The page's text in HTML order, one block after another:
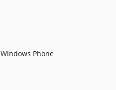
Windows Phone